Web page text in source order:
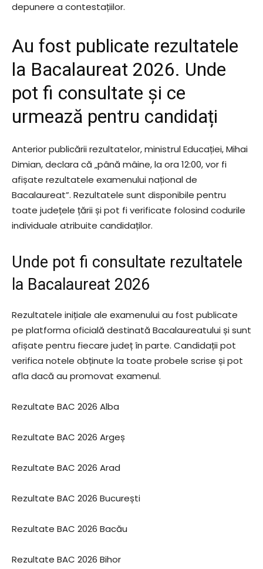
depunere a contestațiilor.
Au fost publicate rezultatele
la Bacalaureat 2026. Unde
pot fi consultate și ce
urmează pentru candidați
Anterior publicării rezultatelor, ministrul Educației, Mihai
Dimian, declara că „până mâine, la ora 12:00, vor fi
afișate rezultatele examenului național de
Bacalaureat”. Rezultatele sunt disponibile pentru
toate județele țării și pot fi verificate folosind codurile
individuale atribuite candidaților.
Unde pot fi consultate rezultatele
la Bacalaureat 2026
Rezultatele inițiale ale examenului au fost publicate
pe platforma oficială destinată Bacalaureatului și sunt
afișate pentru fiecare județ în parte. Candidații pot
verifica notele obținute la toate probele scrise și pot
afla dacă au promovat examenul.
Rezultate BAC 2026 Alba
Rezultate BAC 2026 Argeș
Rezultate BAC 2026 Arad
Rezultate BAC 2026 București
Rezultate BAC 2026 Bacău
Rezultate BAC 2026 Bihor